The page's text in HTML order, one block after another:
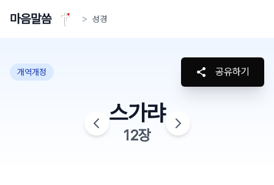
마음말씀 > 성경
개역개정 공유하기
스가랴
12장